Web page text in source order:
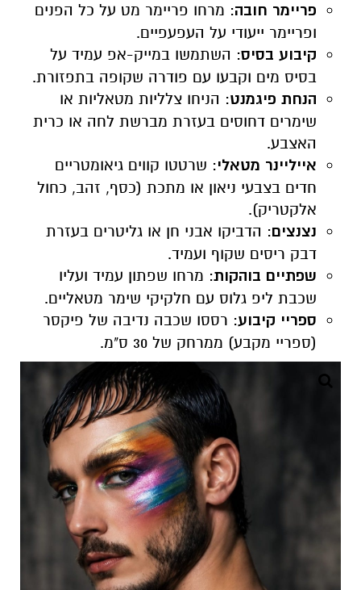
פריימר חובה: מרחו פריימר מט על כל הפנים
ופריימר ייעודי על העפעפיים.
קיבוע בסיס: השתמשו במייק-אפ עמיד על
בסיס מים וקבעו עם פודרה שקופה בתפזורת.
הנחת פיגמנט: הניחו צלליות מטאליות או
שימרים דחוסים בעזרת מברשת לחה או כרית
האצבע.
אייליינר מטאלי: שרטטו קווים גיאומטריים
חדים בצבעי ניאון או מתכת (כסף, זהב, כחול
אלקטריק).
נצנצים: הדביקו אבני חן או גליטרים בעזרת
דבק ריסים שקוף ועמיד.
שפתיים בוהקות: מרחו שפתון עמיד ועליו
שכבת ליפ גלוס עם חלקיקי שימר מטאליים.
ספריי קיבוע: רססו שכבה נדיבה של פיקסר
(ספריי מקבע) ממרחק של 30 ס"מ.